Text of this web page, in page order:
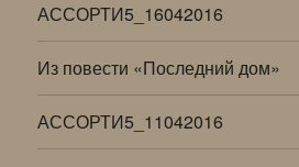
АССОРТИ5_16042016
Из повести «Последний дом»
АССОРТИ5_11042016